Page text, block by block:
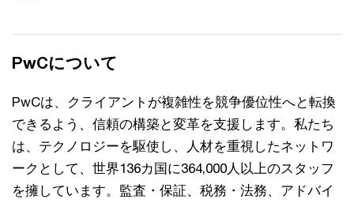
PwCについて
PwCは、クライアントが複雑性を競争優位性へと転換
できるよう、信頼の構築と変革を支援します。私たち
は、テクノロジーを駆使し、人材を重視したネットワ
ークとして、世界136カ国に364,000人以上のスタッフ
を擁しています。監査・保証、税務・法務、アドバイ